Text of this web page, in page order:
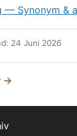
— Synonym &
24 Juni 2026
→